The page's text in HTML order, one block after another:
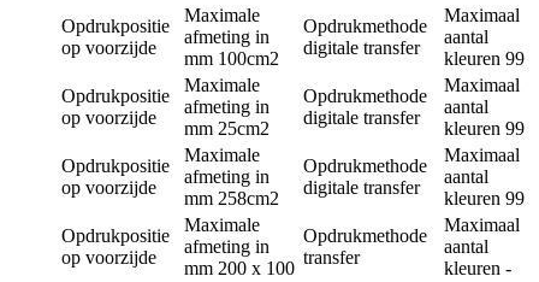
Opdrukpositie
op voorzijde
Maximale
afmeting in
mm 100cm2
Opdrukmethode
digitale transfer
Maximaal
aantal
kleuren 99
Opdrukpositie
op voorzijde
Maximale
afmeting in
mm 25cm2
Opdrukmethode
digitale transfer
Maximaal
aantal
kleuren 99
Opdrukpositie
op voorzijde
Maximale
afmeting in
mm 258cm2
Opdrukmethode
digitale transfer
Maximaal
aantal
kleuren 99
Opdrukpositie
op voorzijde
Maximale
afmeting in
mm 200 x 100
Opdrukmethode
transfer
Maximaal
aantal
kleuren -